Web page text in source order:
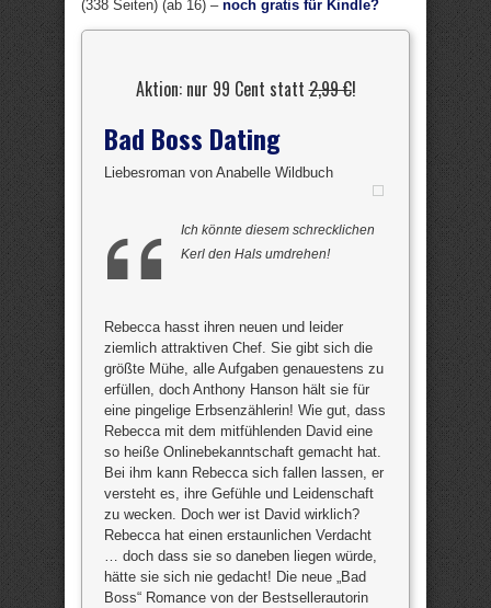
(338 Seiten) (ab 16) – noch gratis für Kindle?
Aktion: nur 99 Cent statt2,99 €!
Bad Boss Dating
Liebesroman von Anabelle Wildbuch
Ich könnte diesem schrecklichen
Kerl den Hals umdrehen!
Rebecca hasst ihren neuen und leider
ziemlich attraktiven Chef. Sie gibt sich die
größte Mühe, alle Aufgaben genauestens zu
erfüllen, doch Anthony Hanson hält sie für
eine pingelige Erbsenzählerin! Wie gut, dass
Rebecca mit dem mitfühlenden David eine
so heiße Onlinebekanntschaft gemacht hat.
Bei ihm kann Rebecca sich fallen lassen, er
versteht es, ihre Gefühle und Leidenschaft
zu wecken. Doch wer ist David wirklich?
Rebecca hat einen erstaunlichen Verdacht
… doch dass sie so daneben liegen würde,
hätte sie sich nie gedacht! Die neue „Bad
Boss“ Romance von der Bestsellerautorin